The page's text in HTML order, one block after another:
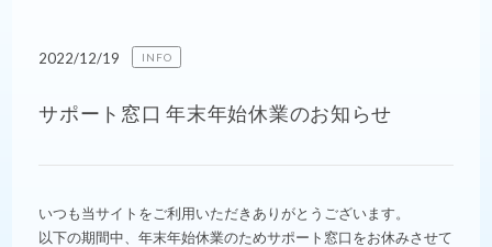
2022/12/19 INFO
サポート窓口 年末年始休業のお知らせ
いつも当サイトをご利用いただきありがとうございます。
以下の期間中、年末年始休業のためサポート窓口をお休みさせて